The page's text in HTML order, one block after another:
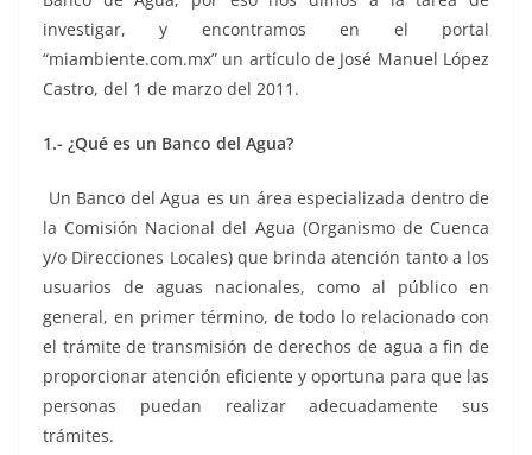
investigar, y encontramos en el portal
“miambiente.com.mx” un artículo de José Manuel López
Castro, del 1 de marzo del 2011.
1.- ¿Qué es un Banco del Agua?
Un Banco del Agua es un área especializada dentro de
la Comisión Nacional del Agua (Organismo de Cuenca
y/o Direcciones Locales) que brinda atención tanto a los
usuarios de aguas nacionales, como al público en
general, en primer término, de todo lo relacionado con
el trámite de transmisión de derechos de agua a fin de
proporcionar atención eficiente y oportuna para que las
personas puedan realizar adecuadamente sus
trámites.